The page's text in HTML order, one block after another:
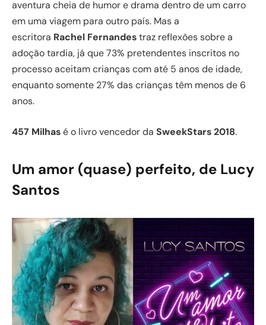
aventura cheia de humor e drama dentro de um carro
em uma viagem para outro país. Mas a
escritora Rachel Fernandestraz reflexões sobre a
adoção tardia, já que 73% pretendentes inscritos no
processo aceitam crianças com até 5 anos de idade,
enquanto somente 27% das crianças têm menos de 6
anos.
457 Milhasé o livro vencedor da SweekStars 2018.
Um amor (quase) perfeito, de Lucy
Santos